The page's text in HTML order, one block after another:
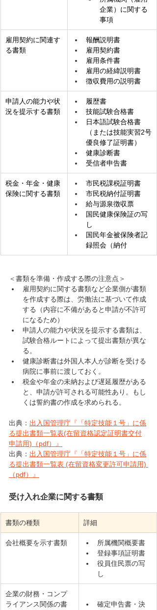
企業）に関する
事項
雇用契約に関連す
る書類
報酬説明書
雇用契約書
雇用条件書
雇用の経緯説明書
徴収費用の説明書
申請人の能力や状
況を提示する書類
履歴書
技能試験合格書
日本語試験合格書
（または技能実習2号
優良修了証明書）
健康診断書
受信者申告書
税金・年金・健康
保険に関する書類
市民税課税証明書
市民税納付証明書
給与源泉徴収票
国民健康保険証の写
し
国民年金被保険者記
録照会（納付
＜書類を準備・作成する際の注意点＞
雇用契約に関する書類など企業側が書類
を作成する際は、労働法に基づいて作成
する（内容に不備があると申請が不許可
になるため）
申請人の能力や状況を提示する書類は、
試験合格ルートによって提出書類が異な
る。
健康診断書は外国人本人が診断を受ける
病院に事前に渡しておく。
税金や年金の未納および遅延履歴がある
と、申請が許可される可能性あり。もし
くは誓約書の作成を求められる。
出典： 出入国管理庁『「特定技能１号」に係
る提出書類一覧表(在留資格認定証明書交付
申請用)（pdf）』
出典： 出入国管理庁『「特定技能１号」に係
る提出書類一覧表 (在留資格変更許可申請用)
（pdf）』
受け入れ企業に関する書類
書類の種類 詳細
会社概要を示す書類
所属機関概要書
登録事項証明書
役員住民票の写
し
企業の財務・コンプ
ライアンス関係の書
確定申告書・決